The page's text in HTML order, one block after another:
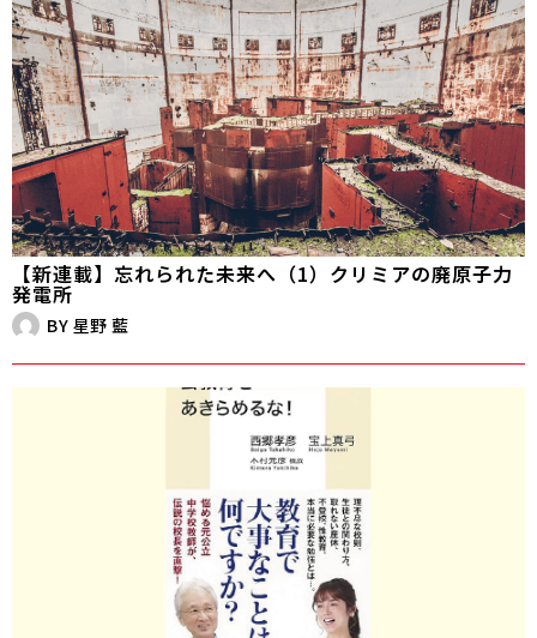
【新連載】忘れられた未来へ（1）クリミアの廃原子力
発電所
BY 星野 藍